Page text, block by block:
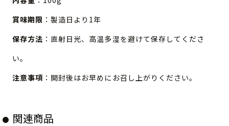
賞味期限 ：製造日より1年
保存方法 ：直射日光、高温多湿を避けて保存してくださ
い。
注意事項 ：開封後はお早めにお召し上がりください。
関連商品